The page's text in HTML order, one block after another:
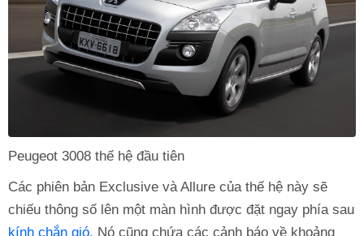
Peugeot 3008 thế hệ đầu tiên
Các phiên bản Exclusive và Allure của thế hệ này sẽ
chiếu thông số lên một màn hình được đặt ngay phía sau
kính chắn gió. Nó cũng chứa các cảnh báo về khoảng